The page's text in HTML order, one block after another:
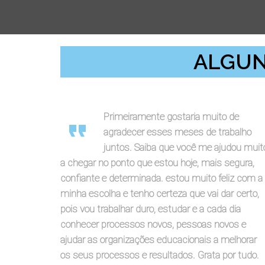
Primeiramente gostaria muito de
agradecer esses meses de trabalho
juntos. Saiba que você me ajudou
a chegar no ponto que estou hoje, mais segura,
confiante e determinada. estou muito feliz com a
minha escolha e tenho certeza que vai dar certo,
pois vou trabalhar duro, estudar e a cada dia
conhecer processos novos, pessoas novos e
ajudar as organizações educacionais a melhorar
os seus processos e resultados. Grata por tudo.